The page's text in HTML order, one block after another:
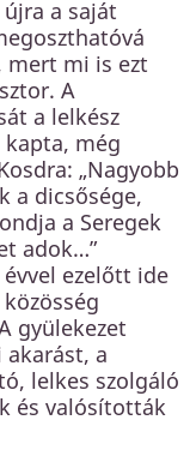
a saját
mert mi is ezt
A
a lelkész
még
„Nagyobb
a dicsősége,
a Seregek
adok…”
ezelőtt ide
gyülekezet
a
lelkes szolgáló
és valósították